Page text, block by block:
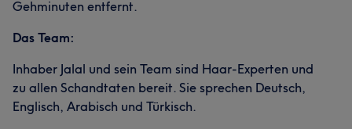
Gehminuten entfernt.
Das Team:
Inhaber Jalal und sein Team sind Haar-Experten und
zu allen Schandtaten bereit. Sie sprechen Deutsch,
Englisch, Arabisch und Türkisch.